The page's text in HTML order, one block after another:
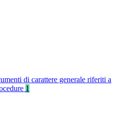
di carattere generale riferiti a
1